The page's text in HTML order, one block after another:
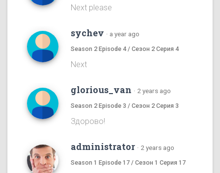
Next please
sychev · a year ago
Season 2 Episode 4 / Сезон 2 Серия 4
Next
glorious_van · 2 years ago
Season 2 Episode 3 / Сезон 2 Серия 3
Здорово!
administrator · 2 years ago
Season 1 Episode 17 / Сезон 1 Серия 17